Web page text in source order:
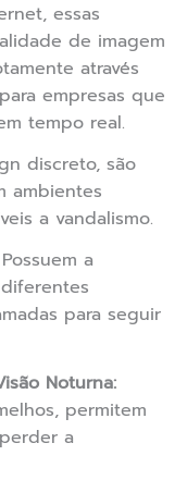
essas
de imagem
através
empresas que
tempo real.
discreto, são
ambientes
a vandalismo.
Possuem a
para seguir
Noturna:
permitem
a